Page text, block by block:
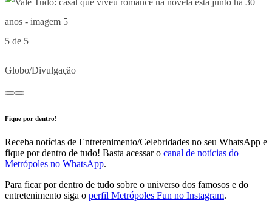
5 de 5
Globo/Divulgação
Fique por dentro!
Receba notícias de Entretenimento/Celebridades no seu WhatsApp e
fique por dentro de tudo! Basta acessar o canal de notícias do
Metrópoles no WhatsApp.
Para ficar por dentro de tudo sobre o universo dos famosos e do
entretenimento siga o perfil Metrópoles Fun no Instagram.